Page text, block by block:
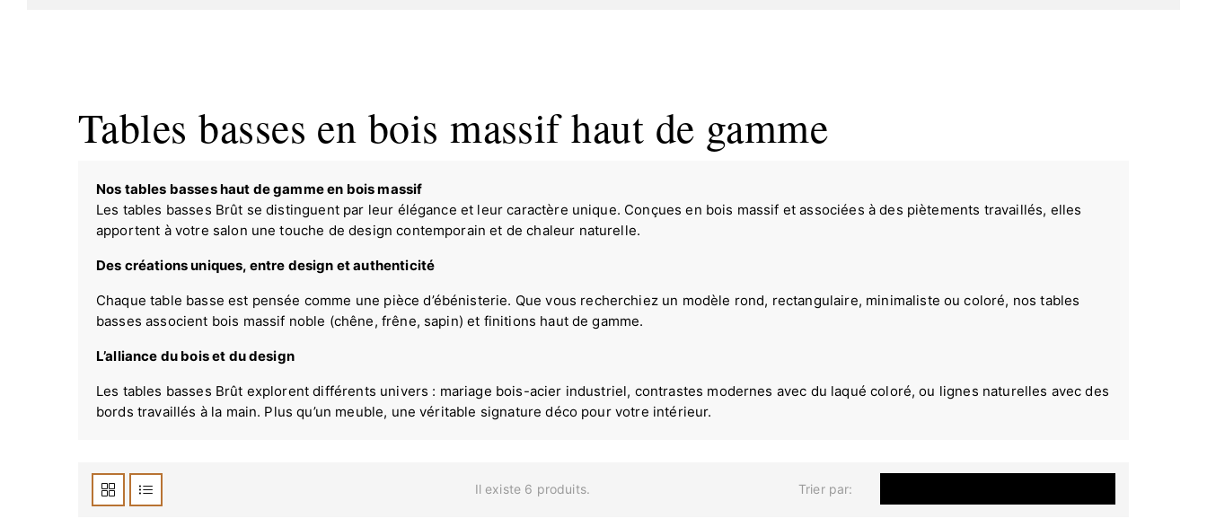
Tables basses en bois massif haut de gamme
Nos tables basses haut de gamme en bois massif
Les tables basses Brût se distinguent par leur élégance et leur caractère unique. Conçues en bois massif et associées à des piètements travaillés, elles
apportent à votre salon une touche de design contemporain et de chaleur naturelle.
Des créations uniques, entre design et authenticité
Chaque table basse est pensée comme une pièce d’ébénisterie. Que vous recherchiez un modèle rond, rectangulaire, minimaliste ou coloré, nos tables
basses associent bois massif noble (chêne, frêne, sapin) et finitions haut de gamme.
L’alliance du bois et du design
Les tables basses Brût explorent différents univers : mariage bois-acier industriel, contrastes modernes avec du laqué coloré, ou lignes naturelles avec des
bords travaillés à la main. Plus qu’un meuble, une véritable signature déco pour votre intérieur.
Il existe 6 produits. Trier par: